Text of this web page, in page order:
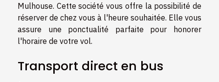
Mulhouse. Cette société vous offre la possibilité de
réserver de chez vous à l'heure souhaitée. Elle vous
assure une ponctualité parfaite pour honorer
l'horaire de votre vol.
Transport direct en bus